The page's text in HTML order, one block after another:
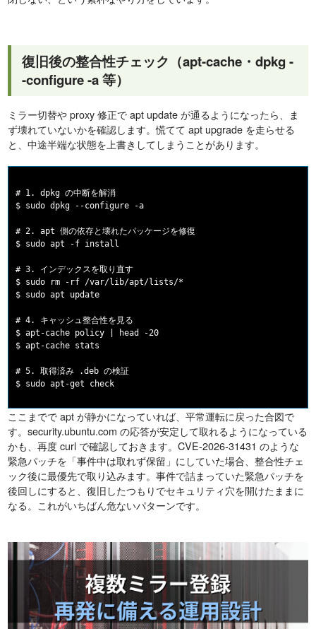
復旧後の整合性チェック（apt-cache・dpkg -
-configure -a 等）
ミラー切替や proxy 修正で apt update が通るようになったら、ま
ず壊れていないかを確認します。慌てて apt upgrade を走らせる
と、中途半端な状態を上書きしてしまうことがあります。
# 1. dpkg の中断を解消
$ sudo dpkg --configure -a
# 2. apt 側の依存と壊れたパッケージを修復
$ sudo apt -f install
# 3. インデックスを取り直す
$ sudo rm -rf /var/lib/apt/lists/*
$ sudo apt update
# 4. キャッシュ整合性を見る
$ apt-cache policy | head -20
$ apt-cache stats
# 5. 取得済み .deb の検証
ここまでで apt が静かになっていれば、平常運転に戻った合図で
す。security.ubuntu.com の応答が安定して取れるようになっている
かも、再度 curl で確認しておきます。CVE-2026-31431 のような
緊急パッチを「事件中は取れず保留」にしていた場合、整合性チェ
ック後に最優先で取り込みます。事件で詰まっていた緊急パッチを
後回しにすると、復旧したつもりでセキュリティ穴を開けたままに
なる。これがいちばん危ないパターンです。